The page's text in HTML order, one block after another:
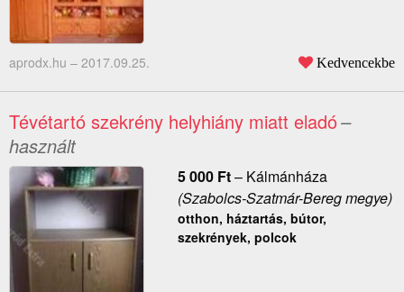
aprodx.hu – 2017.09.25. Kedvencekbe
Tévétartó szekrény helyhiány miatt eladó–
használt
5 000 Ft– Kálmánháza
(Szabolcs-Szatmár-Bereg megye)
otthon, háztartás, bútor,
szekrények, polcok